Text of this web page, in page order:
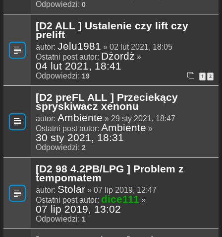
Odpowiedzi: 0
[D2 ALL ] Ustalenie czy lift czy
prelift
autor: Jelu1981 » 02 lut 2021, 18:05
Ostatni post autor: Dżordż »
04 lut 2021, 18:41
Odpowiedzi: 19 1 2
[D2 preFL ALL ] Przeciekący
spryskiwacz xenonu
autor: Ambiente » 29 sty 2021, 18:47
Ostatni post autor: Ambiente »
30 sty 2021, 18:31
Odpowiedzi: 2
[D2 98 4.2PB/LPG ] Problem z
tempomatem
autor: Stolar » 07 lip 2019, 12:47
Ostatni post autor: dice111 »
07 lip 2019, 13:02
Odpowiedzi: 1